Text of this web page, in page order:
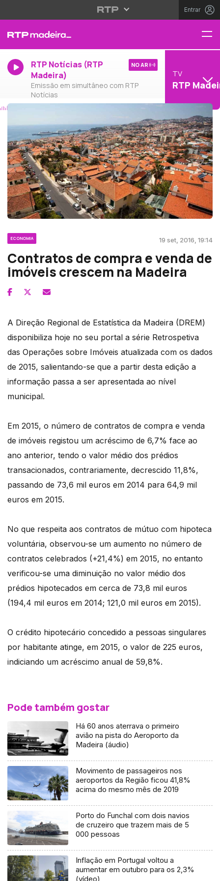
Entrar
RTP Notícias (RTP
Madeira)
Emissão em simultâneo com RTP
Notícias
NO AR
TV
RTP
ECONOMIA 19 set, 2016, 19:14
Contratos de compra e venda de
imóveis crescem na Madeira
A Direção Regional de Estatística da Madeira (DREM)
disponibiliza hoje no seu portal a série Retrospetiva
das Operações sobre Imóveis atualizada com os dados
de 2015, salientando-se que a partir desta edição a
informação passa a ser apresentada ao nível
municipal.
Em 2015, o número de contratos de compra e venda
de imóveis registou um acréscimo de 6,7% face ao
ano anterior, tendo o valor médio dos prédios
transacionados, contrariamente, decrescido 11,8%,
passando de 73,6 mil euros em 2014 para 64,9 mil
euros em 2015.
No que respeita aos contratos de mútuo com hipoteca
voluntária, observou-se um aumento no número de
contratos celebrados (+21,4%) em 2015, no entanto
verificou-se uma diminuição no valor médio dos
prédios hipotecados em cerca de 73,8 mil euros
(194,4 mil euros em 2014; 121,0 mil euros em 2015).
O crédito hipotecário concedido a pessoas singulares
por habitante atinge, em 2015, o valor de 225 euros,
indiciando um acréscimo anual de 59,8%.
Pode também gostar
Há 60 anos aterrava o primeiro
avião na pista do Aeroporto da
Madeira (áudio)
Movimento de passageiros nos
aeroportos da Região ficou 41,8%
acima do mesmo mês de 2019
Porto do Funchal com dois navios
de cruzeiro que trazem mais de 5
000 pessoas
Inflação em Portugal voltou a
aumentar em outubro para os 2,3%
(vídeo)